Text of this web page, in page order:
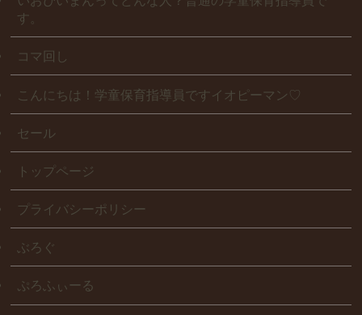
す。
コマ回し
こんにちは！学童保育指導員ですイオピーマン♡
セール
トップページ
プライバシーポリシー
ぶろぐ
ぷろふぃーる